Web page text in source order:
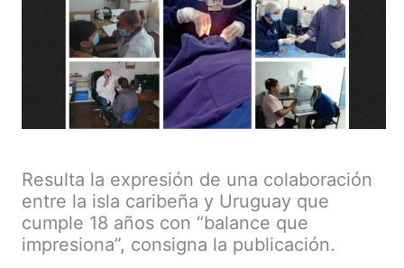
Resulta la expresión de una colaboración
entre la isla caribeña y Uruguay que
cumple 18 años con “balance que
impresiona”, consigna la publicación.